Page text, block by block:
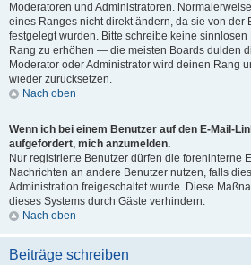
Moderatoren und Administratoren.
eines Ranges nicht direkt ändern, da sie von der
festgelegt wurden. Bitte schreibe keine
Rang zu erhöhen — die meisten Boards dulden
Moderator oder Administrator wird deinen Rang
wieder zurücksetzen.
Nach oben
Wenn ich bei einem Benutzer auf den E-Mail-
aufgefordert, mich anzumelden.
Nur registrierte Benutzer dürfen die foreninterne
Nachrichten an andere Benutzer nutzen, falls
Administration freigeschaltet wurde. Diese
dieses Systems durch Gäste verhindern.
Nach oben
Beiträge schreiben